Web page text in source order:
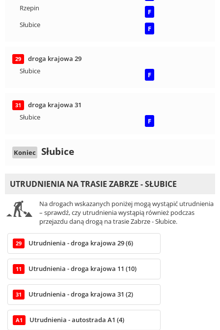
Rzepin
F
Słubice
F
29
droga krajowa 29
Słubice
F
31
droga krajowa 31
Słubice
F
Koniec Słubice
UTRUDNIENIA NA TRASIE ZABRZE - SŁUBICE
Na drogach wskazanych poniżej mogą wystąpić utrudnienia
– sprawdź, czy utrudnienia wystąpią również podczas
przejazdu daną drogą na trasie Zabrze - Słubice.
29 Utrudnienia - droga krajowa 29 (6)
11 Utrudnienia - droga krajowa 11 (10)
31 Utrudnienia - droga krajowa 31 (2)
A1 Utrudnienia - autostrada A1 (4)